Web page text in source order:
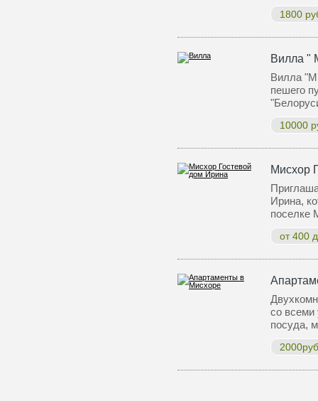
1800
Вилла "
Вилла
пешего
10000
Мисхор
Ирина,
от 400
со всеми
посуда,